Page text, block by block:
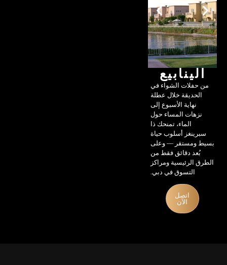
الينابيع
من حفلات الشواء في
الحديقة خلال عطلة
نهاية الأسبوع إلى
نزهات المساء حول
الماء، تمنحك ذا
سبرينغز أسلوب حياة
بسيط ومستقر — وعلى
بُعد دقائق فقط من
الطرق الرئيسية ومراكز
التسوق في دبي.
اتصل
الآن